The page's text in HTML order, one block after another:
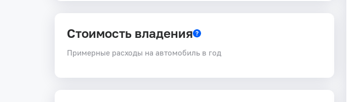
Стоимость владения
Примерные расходы на автомобиль в год